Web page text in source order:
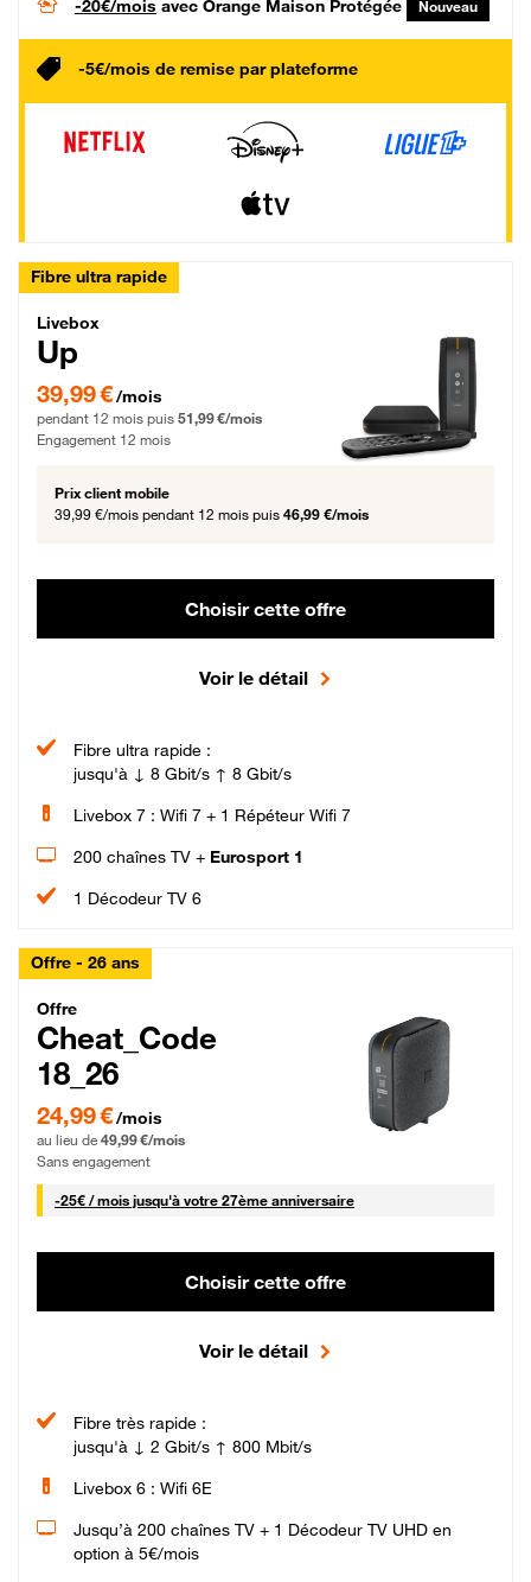
-20€/mois avec Orange Maison Protégée Nouveau
-5€/mois de remise par plateforme
Fibre ultra rapide
Livebox Up Fibre
Livebox
Up
39,99 € par mois pendant 12 mois puis 51,99 € par mois, Engagement 12 mois
39,99 €/mois
pendant 12 mois puis 51,99 €/mois
Engagement 12 mois
Prix client mobile
39,99 €/mois pendant 12 mois puis 46,99 €/mois
Choisir cette offre
Voir le détail
Fibre ultra rapide :
jusqu'à ↓ 8 Gbit/s ↑ 8 Gbit/s
Livebox 7 : Wifi 7 + 1 Répéteur Wifi 7
200 chaînes TV + Eurosport 1
1 Décodeur TV 6
Offre - 26 ans
Cheat_Code Fibre_18_26
Offre
Cheat_Code
18_26
24,99 € par mois pendant 0 mois puis 49,99 € par mois, Sans engagement
24,99 €/mois
au lieu de 49,99 €/mois
Sans engagement
-25€ / mois25 € par mois
jusqu'à votre 27ème anniversaire
Choisir cette offre
Voir le détail
Fibre très rapide :
jusqu'à ↓ 2 Gbit/s ↑ 800 Mbit/s
Livebox 6 : Wifi 6E
Jusqu’à 200 chaînes TV + 1 Décodeur TV UHD en
option à 5€/mois